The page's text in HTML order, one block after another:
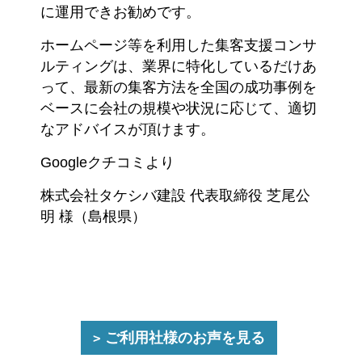
に運用できお勧めです。
ホームページ等を利用した集客支援コンサ
ルティングは、業界に特化しているだけあ
って、最新の集客方法を全国の成功事例を
ベースに会社の規模や状況に応じて、適切
なアドバイスが頂けます。
Googleクチコミより
株式会社タケシバ建設 代表取締役 芝尾公
明 様（島根県）
ご利用社様のお声を見る